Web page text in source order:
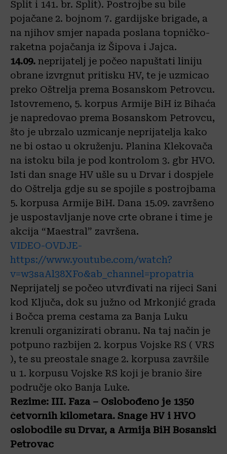
Split i 141. br. Split). Postrojbe su bile
pojačane 2. bojnom 7. gardijske brigade, a
na njihov smjer napada poslana topničko-
raketna pojačanja iz Šipova i Jajca.
14.09. neprijatelj je počeo napuštati liniju
obrane izvrgnut pritisku HV, te je uzmicao
preko Oštrelja prema Bosanskom Petrovcu.
Istovremeno, 5. korpus Armije BiH iz Bihaća
je napredovao prema Bosanskom Petrovcu,
što je ubrzalo uzmicanje neprijatelja kako
ne bi ostao u okruženju. Planina Klekovača
na istoku bila je pod kontrolom 3. gbr HVO.
Isti dan snage HV ušle su u Drvar i dospjele
do Oštrelja gdje su se spojile s postrojbama
5. korpusa Armije BiH. Dana 15.09. završeno
je uspostavljanje nove crte obrane i time je
akcija “Maestral” završena.
VIDEO-OVDJE-
https://www.youtube.com/watch?
v=w3saAl38XFo&ab_channel=propatria
Neprijatelj se počeo utvrđivati na rijeci Sani
kod Ključa, dok su južno od Mrkonjić grada
i Bočca prema cestama za Banja Luku
krenuli organizirati obranu. Na taj način je
potpuno razbijen 2. korpus Vojske RS ( VRS
), te su preostale snage 2. korpusa završile
u 1. korpusu Vojske RS koji je branio šire
područje oko Banja Luke.
Rezime: III. Faza – Oslobođeno je 1350
četvornih kilometara. Snage HV i HVO
oslobodile su Drvar, a Armija BiH Bosanski
Petrovac